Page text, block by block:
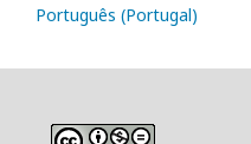
Português (Portugal)